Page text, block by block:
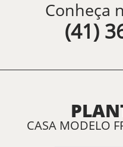
Conheça
(41)
CASA MODELO